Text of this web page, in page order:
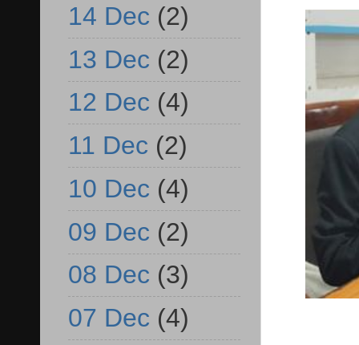
14 Dec (2)
13 Dec (2)
12 Dec (4)
11 Dec (2)
10 Dec (4)
09 Dec (2)
08 Dec (3)
07 Dec (4)